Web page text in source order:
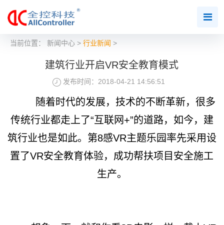
当前位置： 新闻中心> 行业新闻 >
建筑行业开启VR安全教育模式
发布时间：2018-04-21 14:56:51
随着时代的发展，技术的不断革新，很多
传统行业都走上了“互联网+”的道路，如今，建
筑行业也是如此。第8感VR主题乐园率先采用设
置了VR安全教育体验，成功帮扶项目安全施工
生产。